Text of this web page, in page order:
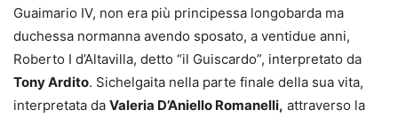
Guaimario IV, non era più principessa longobarda ma
duchessa normanna avendo sposato, a ventidue anni,
Roberto I d’Altavilla, detto “il Guiscardo”, interpretato da
Tony Ardito. Sichelgaita nella parte finale della sua vita,
interpretata da Valeria D’Aniello Romanelli, attraverso la